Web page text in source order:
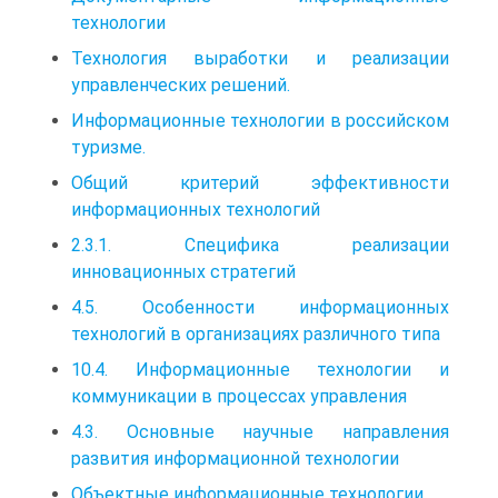
технологии
Технология выработки и реализации
управленческих решений.
Информационные технологии в российском
туризме.
Общий критерий эффективности
информационных технологий
2.3.1. Специфика реализации
инновационных стратегий
4.5. Особенности информационных
технологий в организациях различного типа
10.4. Информационные технологии и
коммуникации в процессах управления
4.3. Основные научные направления
развития информационной технологии